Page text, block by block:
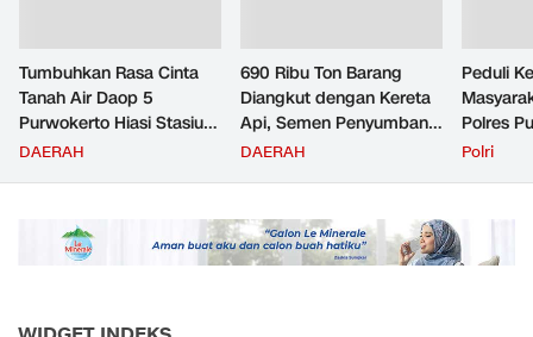
Tumbuhkan Rasa Cinta
Tanah Air Daop 5
Purwokerto Hiasi Stasiun
dengan Ornamen
DAERAH
690 Ribu Ton Barang
Diangkut dengan Kereta
Api, Semen Penyumbang
Volume Terbesar
Semester 1 Tahun 2026
DAERAH
Peduli
Polres
Jemput
Polri